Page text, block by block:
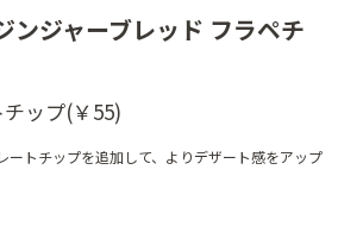
ンジャーブレッド フラペチ
ップ(￥55)
ートチップを追加して、よりデザート感をアップ